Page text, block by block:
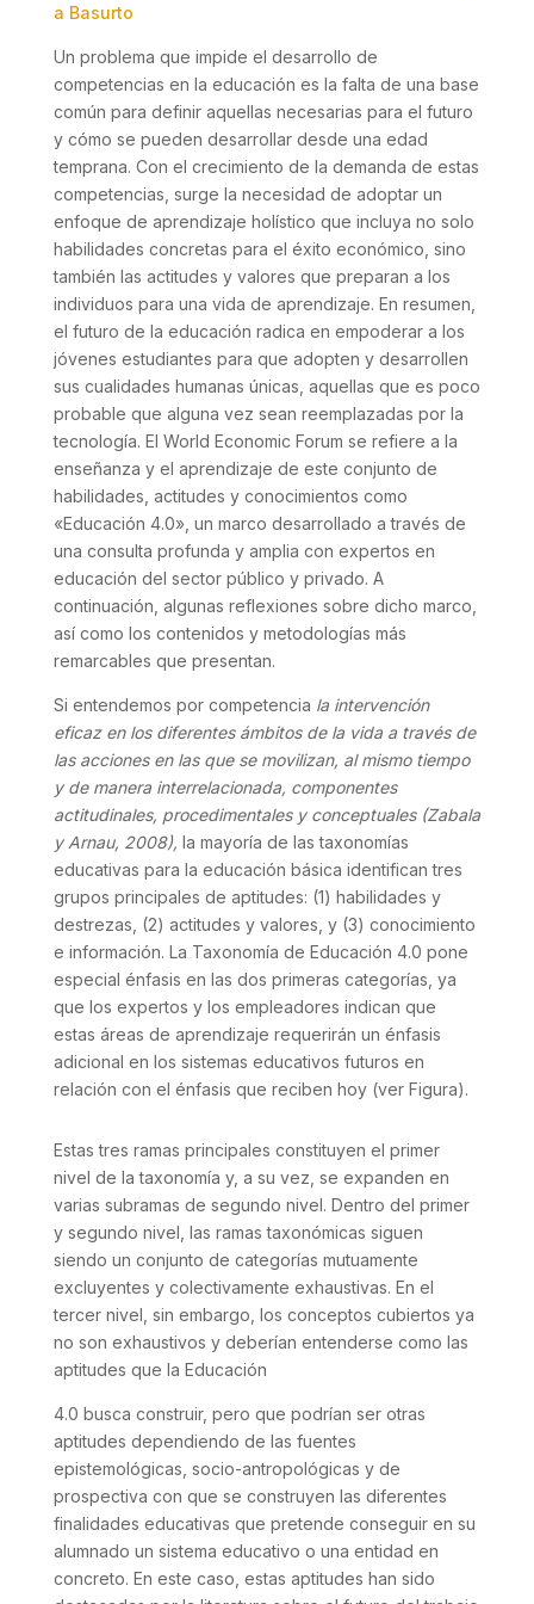
a Basurto
Un problema que impide el desarrollo de
competencias en la educación es la falta de una base
común para definir aquellas necesarias para el futuro
y cómo se pueden desarrollar desde una edad
temprana. Con el crecimiento de la demanda de estas
competencias, surge la necesidad de adoptar un
enfoque de aprendizaje holístico que incluya no solo
habilidades concretas para el éxito económico, sino
también las actitudes y valores que preparan a los
individuos para una vida de aprendizaje. En resumen,
el futuro de la educación radica en empoderar a los
jóvenes estudiantes para que adopten y desarrollen
sus cualidades humanas únicas, aquellas que es poco
probable que alguna vez sean reemplazadas por la
tecnología. El World Economic Forum se refiere a la
enseñanza y el aprendizaje de este conjunto de
habilidades, actitudes y conocimientos como
«Educación 4.0», un marco desarrollado a través de
una consulta profunda y amplia con expertos en
educación del sector público y privado. A
continuación, algunas reflexiones sobre dicho marco,
así como los contenidos y metodologías más
remarcables que presentan.
Si entendemos por competencia la intervención
eficaz en los diferentes ámbitos de la vida a través de
las acciones en las que se movilizan, al mismo tiempo
y de manera interrelacionada, componentes
actitudinales, procedimentales y conceptuales (Zabala
y Arnau, 2008), la mayoría de las taxonomías
educativas para la educación básica identifican tres
grupos principales de aptitudes: (1) habilidades y
destrezas, (2) actitudes y valores, y (3) conocimiento
e información. La Taxonomía de Educación 4.0 pone
especial énfasis en las dos primeras categorías, ya
que los expertos y los empleadores indican que
estas áreas de aprendizaje requerirán un énfasis
adicional en los sistemas educativos futuros en
relación con el énfasis que reciben hoy (ver Figura).
Estas tres ramas principales constituyen el primer
nivel de la taxonomía y, a su vez, se expanden en
varias subramas de segundo nivel. Dentro del primer
y segundo nivel, las ramas taxonómicas siguen
siendo un conjunto de categorías mutuamente
excluyentes y colectivamente exhaustivas. En el
tercer nivel, sin embargo, los conceptos cubiertos ya
no son exhaustivos y deberían entenderse como las
aptitudes que la Educación
4.0 busca construir, pero que podrían ser otras
aptitudes dependiendo de las fuentes
epistemológicas, socio-antropológicas y de
prospectiva con que se construyen las diferentes
finalidades educativas que pretende conseguir en su
alumnado un sistema educativo o una entidad en
concreto. En este caso, estas aptitudes han sido